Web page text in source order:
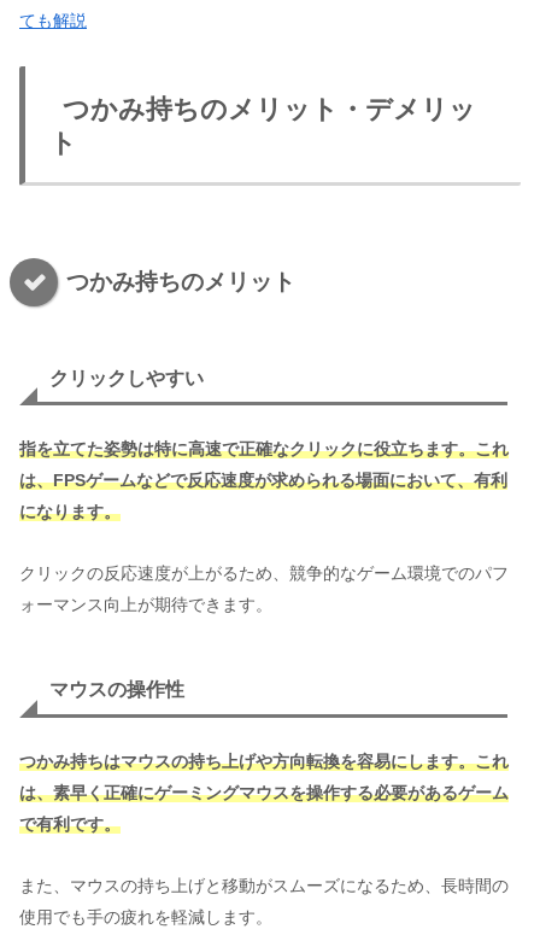
ても解説
つかみ持ちのメリット・デメリッ
ト
つかみ持ちのメリット
クリックしやすい
指を立てた姿勢は特に高速で正確なクリックに役立ちます。これ
は、FPSゲームなどで反応速度が求められる場面において、有利
になります。
クリックの反応速度が上がるため、競争的なゲーム環境でのパフ
ォーマンス向上が期待できます。
マウスの操作性
つかみ持ちはマウスの持ち上げや方向転換を容易にします。これ
は、素早く正確にゲーミングマウスを操作する必要があるゲーム
で有利です。
また、マウスの持ち上げと移動がスムーズになるため、長時間の
使用でも手の疲れを軽減します。